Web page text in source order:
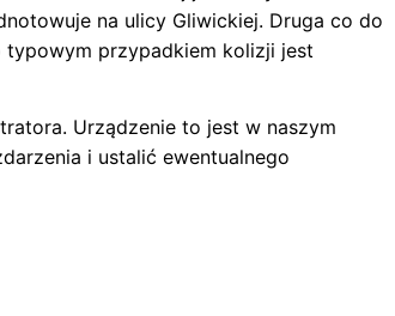
na ulicy Gliwickiej. Druga co do
typowym przypadkiem kolizji jest
Urządzenie to jest w naszym
i ustalić ewentualnego